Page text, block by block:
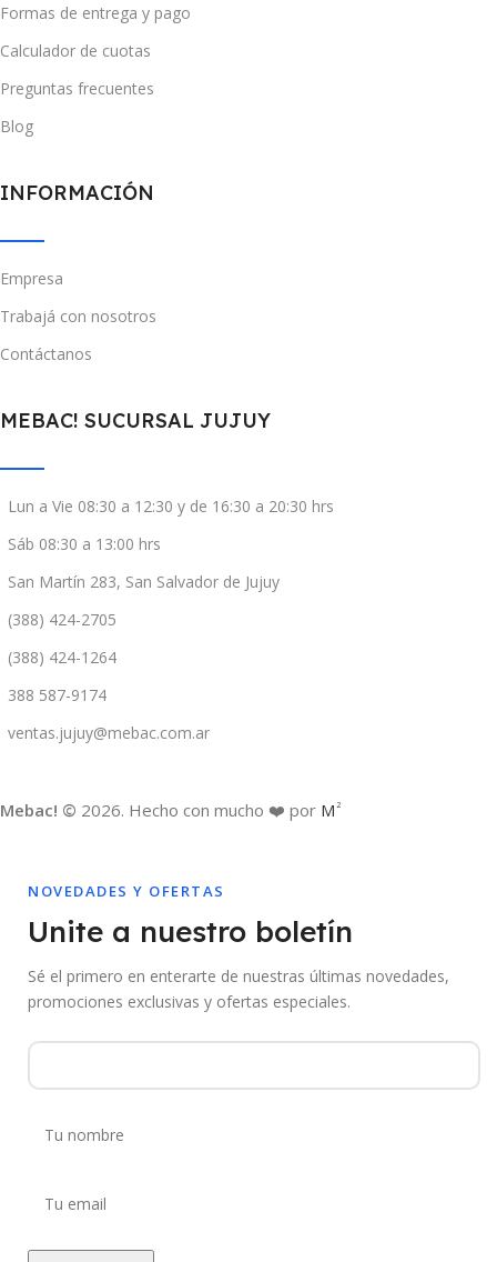
Formas de entrega y pago
Calculador de cuotas
Preguntas frecuentes
Blog
INFORMACIÓN
Empresa
Trabajá con nosotros
Contáctanos
MEBAC! SUCURSAL JUJUY
Lun a Vie 08:30 a 12:30 y de 16:30 a 20:30 hrs
Sáb 08:30 a 13:00 hrs
San Martín 283, San Salvador de Jujuy
(388) 424-2705
(388) 424-1264
388 587-9174
ventas.jujuy@mebac.com.ar
Mebac! © 2026. Hecho con mucho ❤️ por M 2
NOVEDADES Y OFERTAS
Unite a nuestro boletín
Sé el primero en enterarte de nuestras últimas novedades,
promociones exclusivas y ofertas especiales.